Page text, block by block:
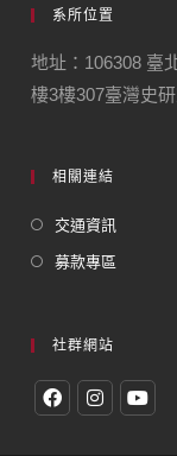
系所位置
地址：106308 臺
樓3樓307臺灣史
相關連結
交通資訊
募款專區
社群網站